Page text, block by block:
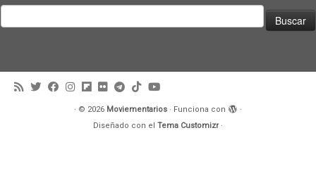
· © 2026 Moviementarios · Funciona con
·
Diseñado con el Tema Customizr·